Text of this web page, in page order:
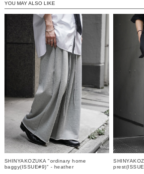
YOU MAY ALSO LIKE
SHINYAKOZUKA "ordinary home
baggy(ISSUE#9)" - heather